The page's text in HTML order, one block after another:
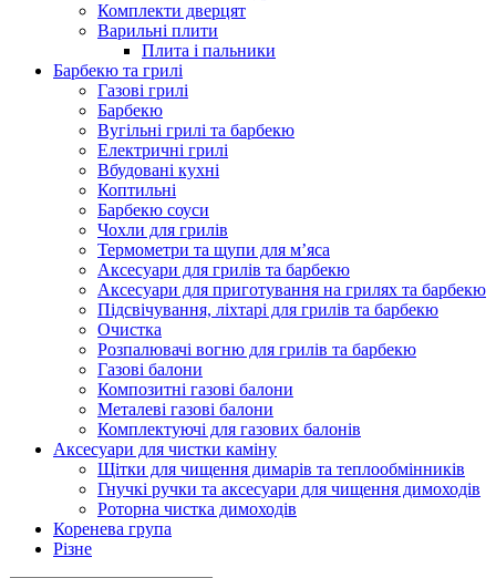
Комплекти дверцят
Варильні плити
Плита і пальники
Барбекю та грилі
Газові грилі
Барбекю
Вугільні грилі та барбекю
Електричні грилі
Вбудовані кухні
Коптильні
Барбекю соуси
Чохли для грилів
Термометри та щупи для м’яса
Аксесуари для грилів та барбекю
Аксесуари для приготування на грилях та барбекю
Підсвічування, ліхтарі для грилів та барбекю
Очистка
Розпалювачі вогню для грилів та барбекю
Газові балони
Композитні газові балони
Металеві газові балони
Комплектуючі для газових балонів
Аксесуари для чистки каміну
Щітки для чищення димарів та теплообмінників
Гнучкі ручки та аксесуари для чищення димоходів
Роторна чистка димоходів
Коренева група
Різне